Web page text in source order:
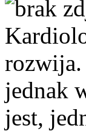
rozwija.
jednak
jest,